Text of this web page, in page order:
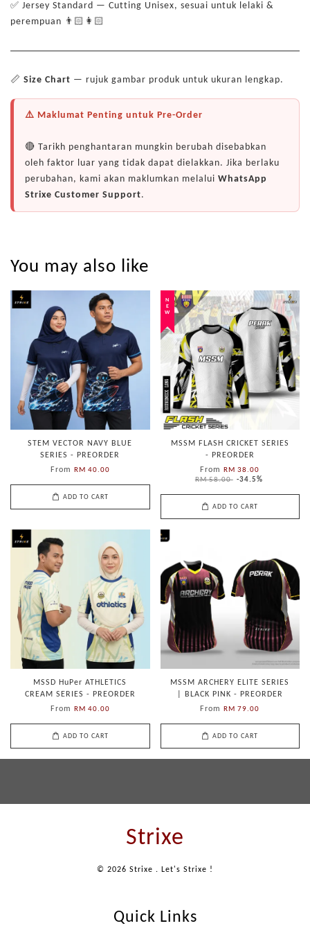
✅ Jersey Standard — Cutting Unisex, sesuai untuk lelaki &
perempuan 👨🏻👩🏻
📏 Size Chart — rujuk gambar produk untuk ukuran lengkap.
⚠️ Maklumat Penting untuk Pre-Order
🔴 Tarikh penghantaran mungkin berubah disebabkan
oleh faktor luar yang tidak dapat dielakkan. Jika berlaku
perubahan, kami akan maklumkan melalui WhatsApp
Strixe Customer Support.
You may also like
STEM VECTOR NAVY BLUE
SERIES - PREORDER
From RM 40.00
ADD TO CART
NEW
MSSM FLASH CRICKET SERIES
- PREORDER
FromRM 38.00
RM 58.00 -34.5%
ADD TO CART
MSSD HuPer ATHLETICS
CREAM SERIES - PREORDER
From RM 40.00
ADD TO CART
MSSM ARCHERY ELITE SERIES
| BLACK PINK - PREORDER
FromRM 79.00
ADD TO CART
Strixe
© 2026 Strixe . Let's Strixe !
Quick Links